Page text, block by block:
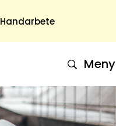
Handarbete
Om Oss
Om Oss & Kontakt
Meny